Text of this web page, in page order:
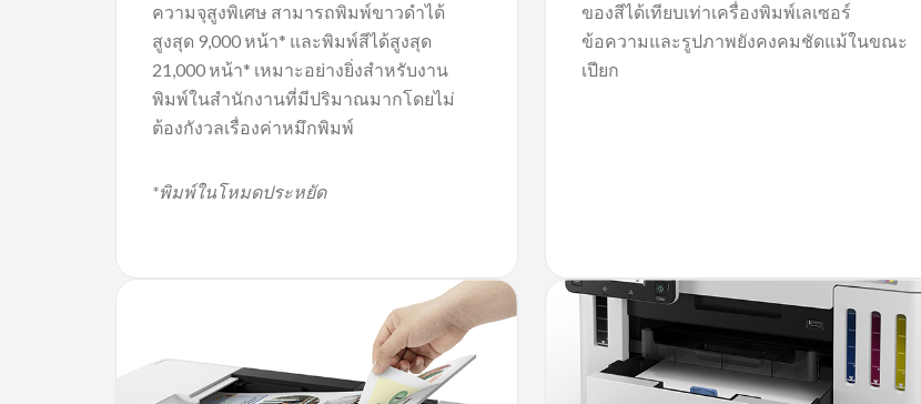
ความจุสูงพิเศษ สามารถพิมพ์ขาวดำได้
สูงสุด 9,000 หน้า* และพิมพ์สีได้สูงสุด
21,000 หน้า* เหมาะอย่างยิ่งสำหรับงาน
พิมพ์ในสำนักงานที่มีปริมาณมากโดยไม่
ต้องกังวลเรื่องค่าหมึกพิมพ์
*พิมพ์ในโหมดประหยัด
ของสีได้เทียบเท่าเครื่องพิมพ์เลเซอร์
ข้อความและรูปภาพยังคงคมชัดแม้ในขณะ
เปียก